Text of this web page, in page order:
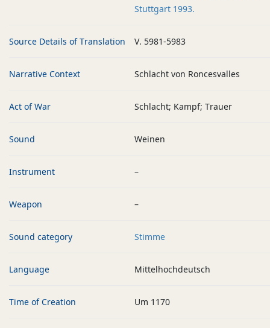
Stuttgart 1993.
Source Details of Translation V. 5981-5983
Narrative Context Schlacht von Roncesvalles
Act of War Schlacht; Kampf; Trauer
Sound Weinen
Instrument –
Weapon –
Sound category Stimme
Language Mittelhochdeutsch
Time of Creation Um 1170